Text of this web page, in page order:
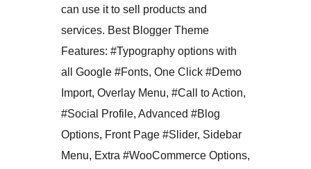
can use it to sell products and
services. Best Blogger Theme
Features: #Typography options with
all Google #Fonts, One Click #Demo
Import, Overlay Menu, #Call to Action,
#Social Profile, Advanced #Blog
Options, Front Page #Slider, Sidebar
Menu, Extra #WooCommerce Options,